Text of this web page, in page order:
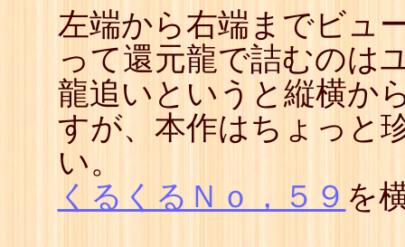
左端から右端までビュ
って還元龍で詰むのは
龍追いというと縦横か
すが、本作はちょっと
い。
くるくるＮｏ，５９ を